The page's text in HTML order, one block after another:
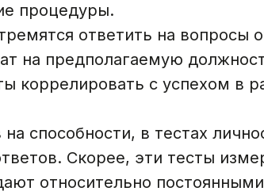
процедуры.
ответить на вопросы
на предполагаемую
коррелировать с успехом в
способности, в тестах
Скорее, эти тесты
относительно